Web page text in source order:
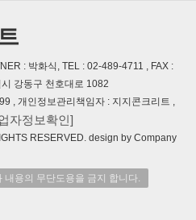
: 박화식, TEL : 02-489-4711 , FAX :
강동구 천호대로 1082
, 개인정보관리책임자 : 지지콘크리트 ,
자정보확인]
RESERVED. design by Company
용의 무단도용을 금지 합니다.